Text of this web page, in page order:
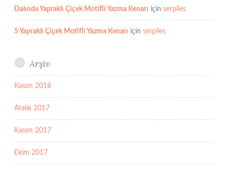
Dalında Yapraklı Çiçek Motifli Yazma Kenarı için serpiles
5 Yapraklı Çiçek Motifli Yazma Kenarı için serpiles
Arşiv
Kasım 2018
Aralık 2017
Kasım 2017
Ekim 2017